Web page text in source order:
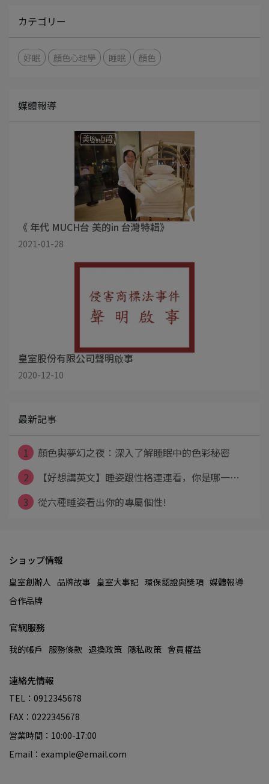
カテゴリー
好眠 顏色心理學 睡眠 顏色
媒體報導
《 年代 MUCH台 美的in 台灣特輯》
2021-01-28
皇室股份有限公司聲明啟事
2020-12-10
最新記事
1
顏色與夢幻之夜：深入了解睡眠中的色彩秘密
2
【好想講英文】睡姿跟性格連連看，你是哪一⋯
3
從六種睡姿看出你的專屬個性!
ショップ情報
皇室創辦人 品牌故事 皇室大事記 環保認證與獎項 媒體報導
合作品牌
官網服務
我的帳戶 服務條款 退換政策 隱私政策 會員權益
連絡先情報
TEL：0912345678
FAX：0222345678
営業時間：10:00-17:00
Email：example@email.com